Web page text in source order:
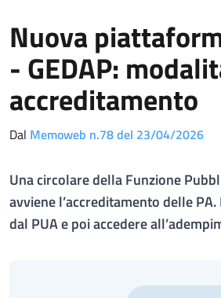
Nuova
- GEDAP:
accreditamento
Dal Memoweb n.78 del 23/04/2026
Una circolare della Funzione
avviene l’accreditamento delle
dal PUA e poi accedere